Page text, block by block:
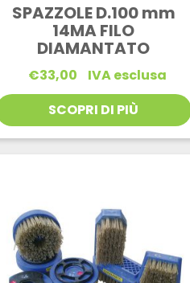
SPAZZOLE D.100 mm
14MA FILO
DIAMANTATO
€33,00
IVA esclusa
SCOPRI DI PIÙ